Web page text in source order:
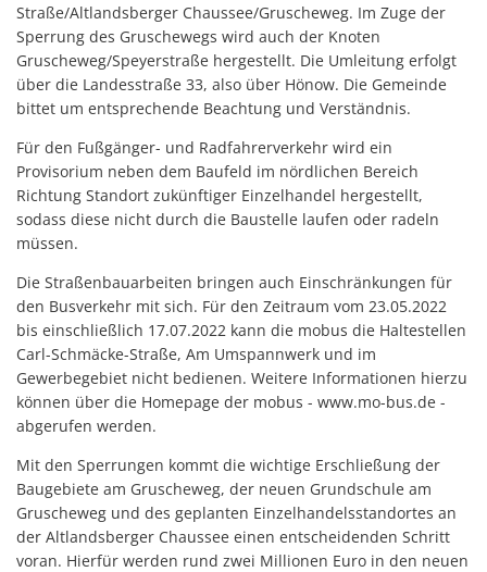
Straße/Altlandsberger Chaussee/Gruscheweg. Im Zuge der
Sperrung des Gruschewegs wird auch der Knoten
Gruscheweg/Speyerstraße hergestellt. Die Umleitung erfolgt
über die Landesstraße 33, also über Hönow. Die Gemeinde
bittet um entsprechende Beachtung und Verständnis.
Für den Fußgänger- und Radfahrerverkehr wird ein
Provisorium neben dem Baufeld im nördlichen Bereich
Richtung Standort zukünftiger Einzelhandel hergestellt,
sodass diese nicht durch die Baustelle laufen oder radeln
müssen.
Die Straßenbauarbeiten bringen auch Einschränkungen für
den Busverkehr mit sich. Für den Zeitraum vom 23.05.2022
bis einschließlich 17.07.2022 kann die mobus die Haltestellen
Carl-Schmäcke-Straße, Am Umspannwerk und im
Gewerbegebiet nicht bedienen. Weitere Informationen hierzu
können über die Homepage der mobus - www.mo-bus.de -
abgerufen werden.
Mit den Sperrungen kommt die wichtige Erschließung der
Baugebiete am Gruscheweg, der neuen Grundschule am
Gruscheweg und des geplanten Einzelhandelsstandortes an
der Altlandsberger Chaussee einen entscheidenden Schritt
voran. Hierfür werden rund zwei Millionen Euro in den neuen